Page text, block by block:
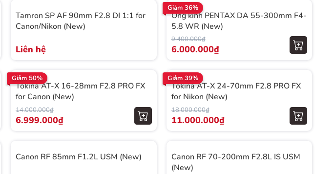
Tamron SP AF 90mm F2.8 DI 1:1 for
Canon/Nikon (New)
Liên hệ
Giảm 36%
Ống kính PENTAX DA 55-300mm F4-
5.8 WR (New)
9.400.000₫
6.000.000₫
Giảm 50%
Tokina AT-X 16-28mm F2.8 PRO FX
for Canon (New)
14.000.000₫
6.999.000₫
Giảm 39%
Tokina AT-X 24-70mm F2.8 PRO FX
for Nikon (New)
18.000.000₫
11.000.000₫
Canon RF 85mm F1.2L USM (New)
Canon RF 70-200mm F2.8L IS USM
(New)